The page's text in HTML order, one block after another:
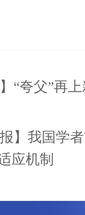
“夸父”再
】我国学
应机制